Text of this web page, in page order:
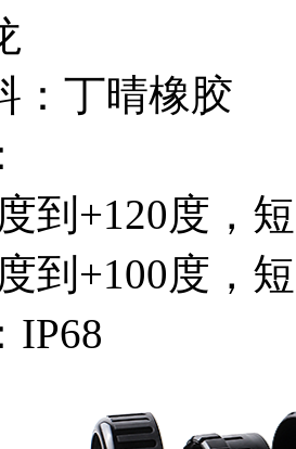
：丁晴橡胶
到+120度，
到+100度，
IP68